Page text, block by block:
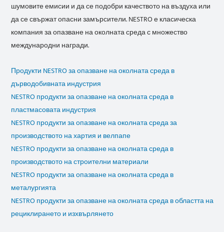
шумовите емисии и да се подобри качеството на въздуха или
да се свържат опасни замърсители. NESTRO е класическа
компания за опазване на околната среда с множество
международни награди.
Продукти NESTRO за опазване на околната среда в
дърводобивната индустрия
NESTRO продукти за опазване на околната среда в
пластмасовата индустрия
NESTRO продукти за опазване на околната среда за
производството на хартия и велпапе
NESTRO продукти за опазване на околната среда в
производството на строителни материали
NESTRO продукти за опазване на околната среда в
металургията
NESTRO продукти за опазване на околната среда в областта на
рециклирането и изхвърлянето